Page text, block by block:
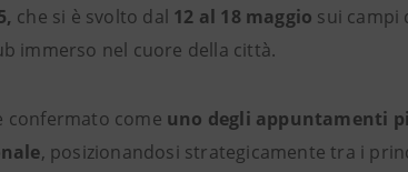
che si è svolto dal 12 al 18 maggio sui campi
immerso nel cuore della città.
confermato come uno degli appuntamenti
, posizionandosi strategicamente tra i